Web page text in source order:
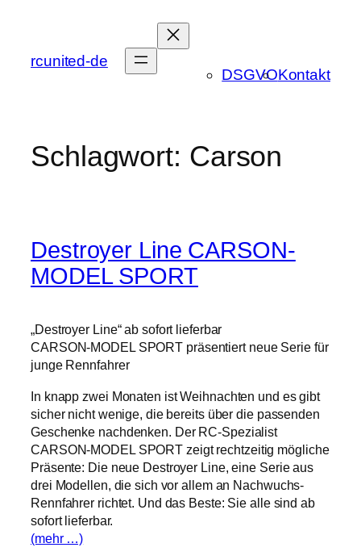
springen
rcunited-de
DSGVOKontakt
Schlagwort: Carson
Destroyer Line CARSON-
MODEL SPORT
„Destroyer Line“ ab sofort lieferbar
CARSON-MODEL SPORT präsentiert neue Serie für
junge Rennfahrer
In knapp zwei Monaten ist Weihnachten und es gibt
sicher nicht wenige, die bereits über die passenden
Geschenke nachdenken. Der RC-Spezialist
CARSON-MODEL SPORT zeigt rechtzeitig mögliche
Präsente: Die neue Destroyer Line, eine Serie aus
drei Modellen, die sich vor allem an Nachwuchs-
Rennfahrer richtet. Und das Beste: Sie alle sind ab
sofort lieferbar.
(mehr …)